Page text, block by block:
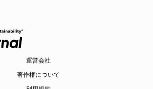
運営会社
著作権について